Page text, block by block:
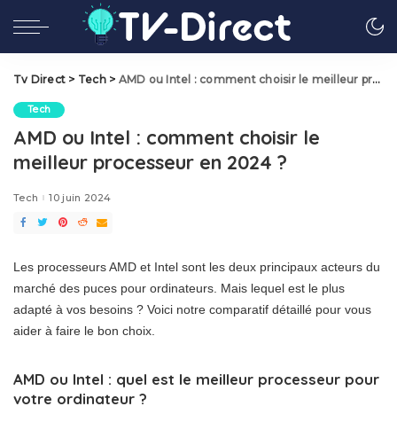
Tv Direct > Tech> AMD ou Intel : comment choisir le meilleur processeur en 2024 ?
Tech
AMD ou Intel : comment choisir le
meilleur processeur en 2024 ?
Tech 10 juin 2024
Les processeurs AMD et Intel sont les deux principaux acteurs du
marché des puces pour ordinateurs. Mais lequel est le plus
adapté à vos besoins ? Voici notre comparatif détaillé pour vous
aider à faire le bon choix.
AMD ou Intel : quel est le meilleur processeur pour
votre ordinateur ?